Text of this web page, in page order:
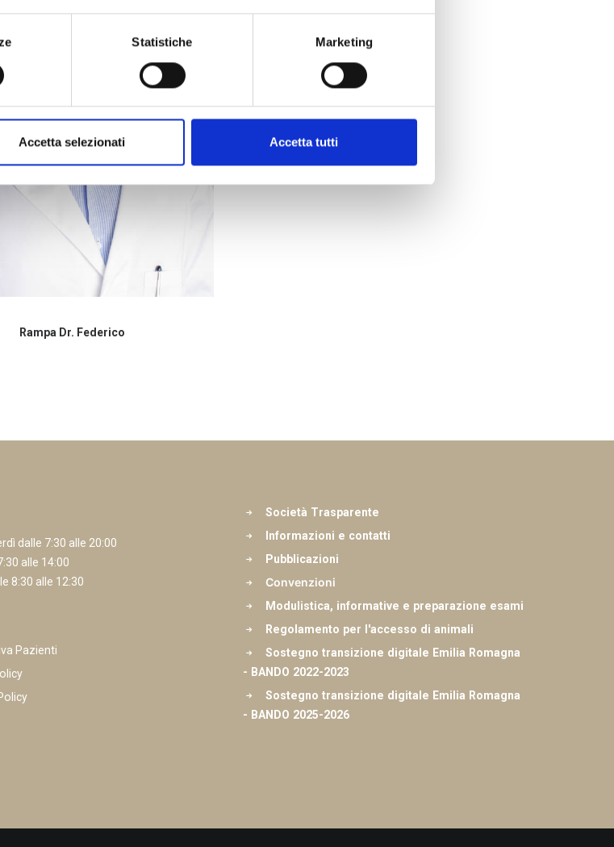
Statistiche Marketing
Accetta selezionati Accetta tutti
Rampa Dr. Federico
dalle 7:30 alle 20:00
alle 14:00
8:30 alle 12:30
Pazienti
Società Trasparente
Informazioni e contatti
Pubblicazioni
Convenzioni
Modulistica, informative e preparazione esami
Regolamento per l'accesso di animali
Sostegno transizione digitale Emilia Romagna
- BANDO 2022-2023
Sostegno transizione digitale Emilia Romagna
- BANDO 2025-2026